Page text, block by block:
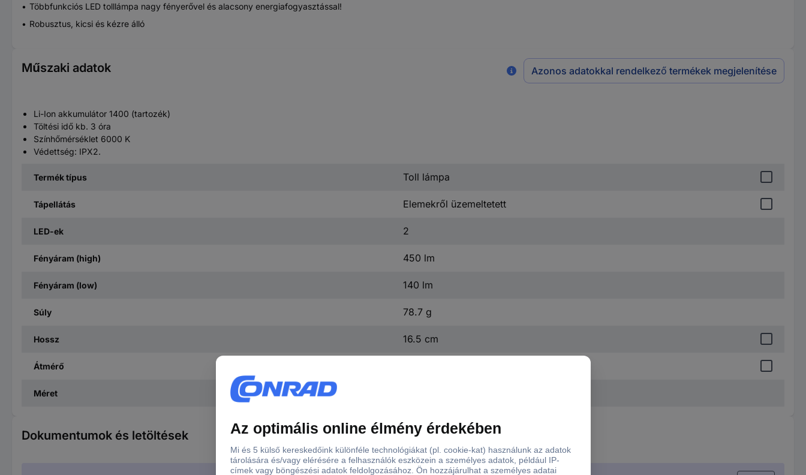
Többfunkciós LED tolllámpa nagy fényerővel és alacsony energiafogyasztással!
Robusztus, kicsi és kézre álló
Műszaki adatok Azonos adatokkal rendelkező termékek megjelenítése
Li-Ion akkumulátor 1400 (tartozék)
Töltési idő kb. 3 óra
Színhőmérséklet 6000 K
Védettség: IPX2.
Termék típus Toll lámpa
Tápellátás Elemekről üzemeltetett
LED-ek 2
Fényáram (high) 450 lm
Fényáram (low) 140 lm
Súly 78.7 g
Hossz 16.5 cm
Átmérő
Méret
Dokumentumok és letöltések